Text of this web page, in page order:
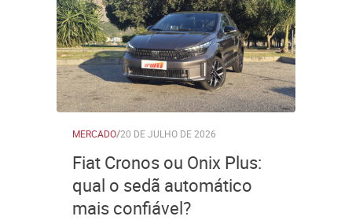
MERCADO/20 DE JULHO DE 2026
Fiat Cronos ou Onix Plus:
qual o sedã automático
mais confiável?